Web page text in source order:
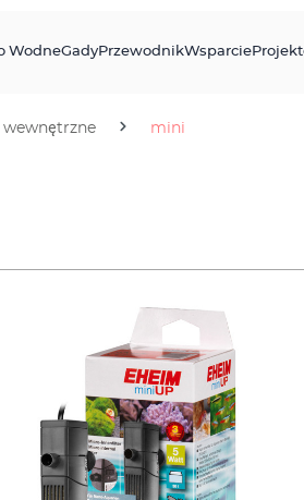
WodneGadyPrzewodnikWsparcie
wewnętrzne mini